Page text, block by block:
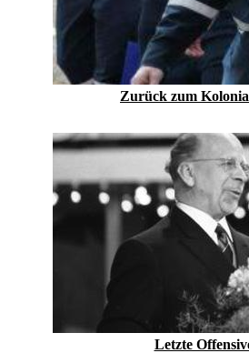
Zurück zum
Letzte